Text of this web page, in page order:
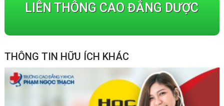
LIÊN THÔNG CAO ĐẲNG DƯỢC
THÔNG TIN HỮU ÍCH KHÁC